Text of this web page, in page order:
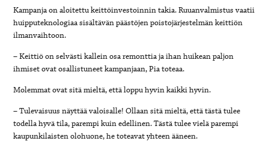
Kampanja on aloitettu keittöinvestoinnin takia. Ruuanvalmistus vaatii
huipputeknologiaa sisältävän päästöjen poistojärjestelmän keittiön
ilmanvaihtoon.
– Keittiö on selvästi kallein osa remonttia ja ihan huikean paljon
ihmiset ovat osallistuneet kampanjaan, Pia toteaa.
Molemmat ovat sitä mieltä, että loppu hyvin kaikki hyvin.
– Tulevaisuus näyttää valoisalle! Ollaan sitä mieltä, että tästä tulee
todella hyvä tila, parempi kuin edellinen. Tästä tulee vielä parempi
kaupunkilaisten olohuone, he toteavat yhteen ääneen.